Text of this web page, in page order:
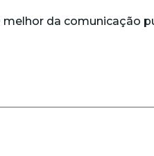
melhor da comunicação